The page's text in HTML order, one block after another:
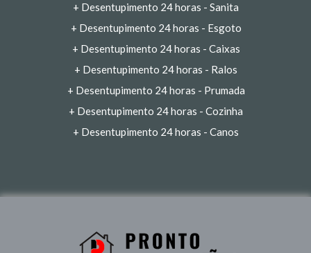
+ Desentupimento 24 horas - Sanita
+ Desentupimento 24 horas - Esgoto
+ Desentupimento 24 horas - Caixas
+ Desentupimento 24 horas - Ralos
+ Desentupimento 24 horas - Prumada
+ Desentupimento 24 horas - Cozinha
+ Desentupimento 24 horas - Canos